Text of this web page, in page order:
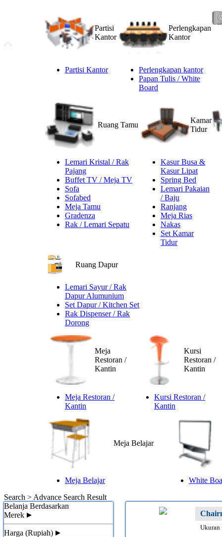
Partisi
Kantor
Partisi Kantor
Perlengkapan
Kantor
Perlengkapan kantor
Papan Tulis / White
Board
Ruang Tamu
Lemari Kristal / Rak
Pajang
Buffet TV / Meja TV
Sofa
Sofabed
Meja Tamu
Gradenza
Rak / Lemari Sepatu
Kamar
Tidur
Kasur Busa &
Kasur Lipat
Spring Bed
Lemari Pakaian
/ Baju
Ranjang
Meja Rias
Nakas
Set Kamar
Tidur
Ruang Dapur
Lemari Sayur / Rak
Dapur Alumunium
Set Dapur / Kitchen Set
Rak Dispenser / Rak
Dorong
Meja
Restoran /
Kantin
Meja Restoran /
Kantin
Kursi
Restoran /
Kantin
Kursi Restoran /
Kantin
Meja Belajar
Meja Belajar
White
Search > Advance Search Result
Belanja Berdasarkan
Merek
Harga (Rupiah)
Ukuran